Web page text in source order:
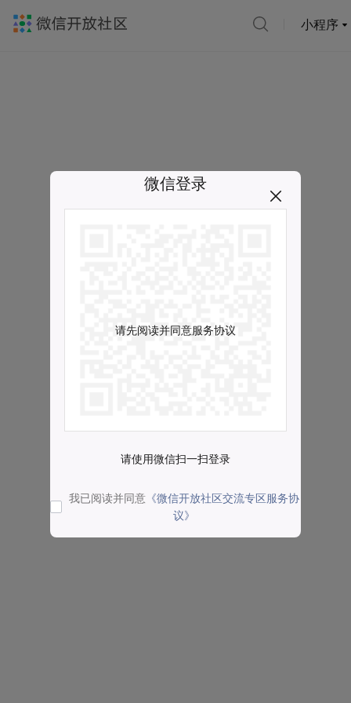
小程序
微信登录
请先阅读并同意服务协议
请使用微信扫一扫登录
我已阅读并同意 《微信开放社区交流专区服务协
议》